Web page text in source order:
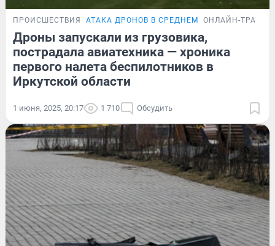
ПРОИСШЕСТВИЯ АТАКА ДРОНОВ В СРЕДНЕМ ОНЛАЙН-
Дроны запускали из грузовика,
пострадала авиатехника — хроника
первого налета беспилотников в
Иркутской области
1 июня, 2025, 20:17 1 710 Обсудить